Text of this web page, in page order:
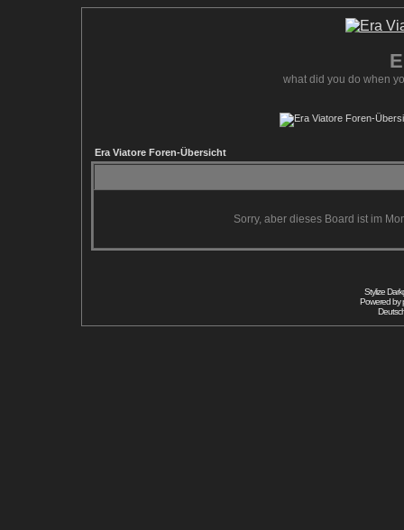
what did you do when
Era Viatore Foren-Übersicht
Sorry, aber dieses Board ist im
Stylize
Powered by